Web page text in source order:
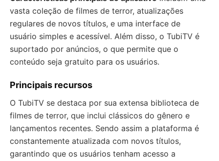
vasta coleção de filmes de terror, atualizações
regulares de novos títulos, e uma interface de
usuário simples e acessível. Além disso, o TubiTV é
suportado por anúncios, o que permite que o
conteúdo seja gratuito para os usuários.
Principais recursos
O TubiTV se destaca por sua extensa biblioteca de
filmes de terror, que inclui clássicos do gênero e
lançamentos recentes. Sendo assim a plataforma é
constantemente atualizada com novos títulos,
garantindo que os usuários tenham acesso a